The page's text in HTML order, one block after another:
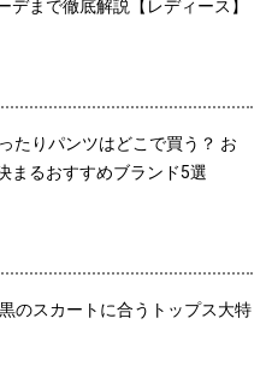
デまで徹底解説【レディース】
たりパンツはどこで買う？ お
まるおすすめブランド5選
のスカートに合うトップス大特